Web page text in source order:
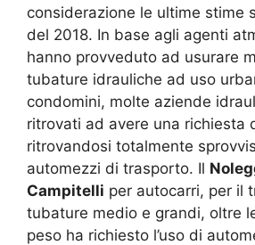
considerazione le ultime stime
del 2018. In base agli agenti
hanno provveduto ad usurare
tubature idrauliche ad uso
condomini, molte aziende
ritrovati ad avere una richiesta
ritrovandosi totalmente
automezzi di trasporto. Il
Campitelli per autocarri, per il
tubature medio e grandi, oltre
peso ha richiesto l’uso di